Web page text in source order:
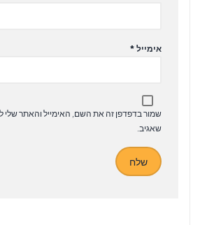
אימייל *
שמור בדפדפן זה את השם, האימייל והאתר
שאגיב.